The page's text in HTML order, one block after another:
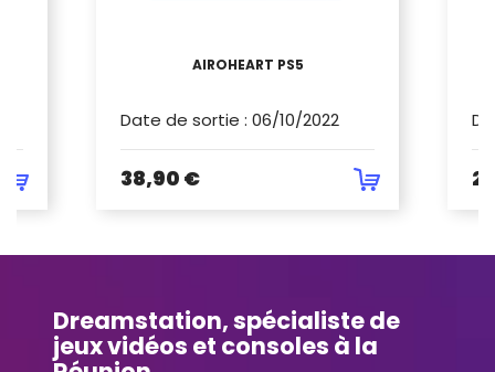
AIROHEART PS5
Date de sortie : 06/10/2022
38,90 €
Dreamstation, spécialiste de
jeux vidéos et consoles à la